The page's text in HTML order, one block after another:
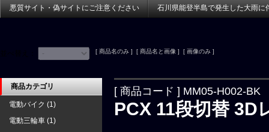
悪質サイト・偽サイトにご注意ください 石川県能登半島で発生した大雨に
[ 商品名のみ ] [ 商品名と画像 ] [ 画像のみ ]
[ 商品コード ] MM05-H002-BK
PCX 11段切替 3D
商品カテゴリ
電動バイク (1)
電動三輪車 (1)